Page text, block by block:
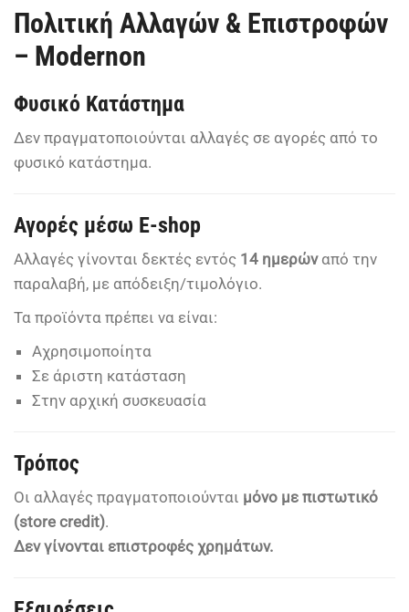
Πολιτική Αλλαγών & Επιστροφών
– Modernon
Φυσικό Κατάστημα
Δεν πραγματοποιούνται αλλαγές σε αγορές από το
φυσικό κατάστημα.
Αγορές μέσω E-shop
Αλλαγές γίνονται δεκτές εντός 14 ημερώναπό την
παραλαβή, με απόδειξη/τιμολόγιο.
Τα προϊόντα πρέπει να είναι:
Αχρησιμοποίητα
Σε άριστη κατάσταση
Στην αρχική συσκευασία
Τρόπος
Οι αλλαγές πραγματοποιούνται μόνο με πιστωτικό
(store credit).
Δεν γίνονται επιστροφές χρημάτων.